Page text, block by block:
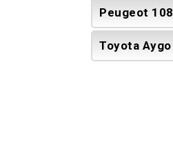
Peugeot 108
Toyota Aygo